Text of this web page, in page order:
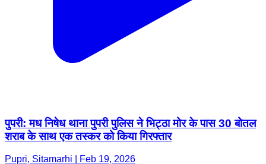
पुपरी: मध निषेध थाना पुपरी पुलिस ने भिट्ठा मोर के पास 30 बोतल
शराब के साथ एक तस्कर को किया गिरफ्तार
Pupri, Sitamarhi | Feb 19, 2026